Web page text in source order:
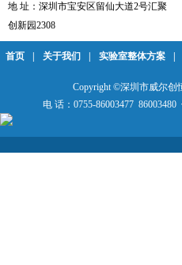
地 址：深圳市宝安区留仙大道2号汇聚
创新园2308
首页 关于我们 实验室整体方案
Copyright ©深圳市威尔
电 话：0755-86003477 86003480